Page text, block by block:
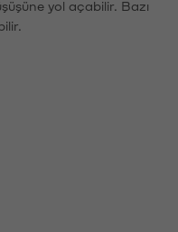
yol açabilir. Bazı